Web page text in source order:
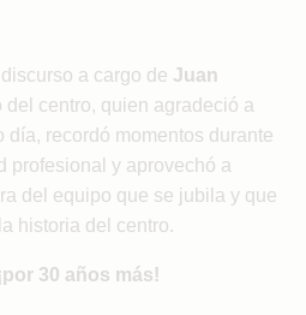
a cargo de Juan
del centro, quien agradeció a
recordó momentos durante
profesional y aprovechó a
del equipo que se jubila y que
historia del centro.
30 años más!